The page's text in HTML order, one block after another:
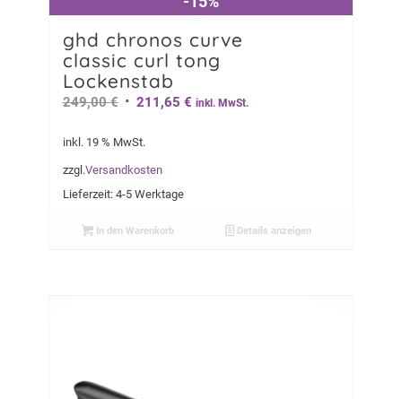
ghd chronos curve
classic curl tong
Lockenstab
249,00€ Ursprünglicher
war:
249,00 €
211,65 €Aktueller
inkl. MwSt.
inkl. 19 % MwSt.
zzgl.Versandkosten
Lieferzeit: 4-5 Werktage
In den Warenkorb Details anzeigen